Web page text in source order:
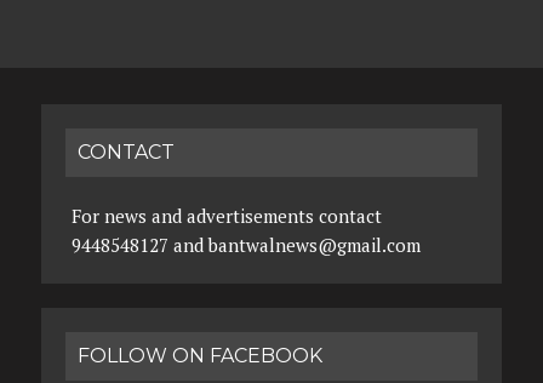
CONTACT
For news and advertisements contact
9448548127 and bantwalnews@gmail.com
FOLLOW ON FACEBOOK